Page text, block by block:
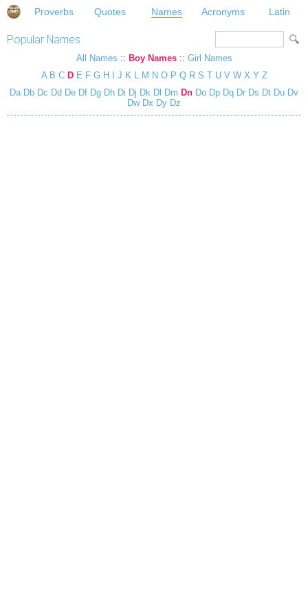
Proverbs Quotes Names Acronyms Latin
Popular Names
All Names :: Boy Names:: Girl Names
A B C D E F G H J K L M N O P Q R S T U V W X Y Z
Da Db Dc Dd De Df Dg Dh Di Dj Dk Dl Dm Dn Do Dp Dq Dr Ds Dt Du Dv
Dw Dx Dy Dz